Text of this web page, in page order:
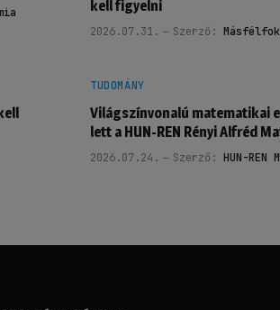
kell figyelni
2026.07.31. Szerző: Másfélfok
TUDOMÁNY
Világszínvonalú matematikai
lett a HUN-REN Rényi Alfréd
2026.07.24. Szerző: HUN-